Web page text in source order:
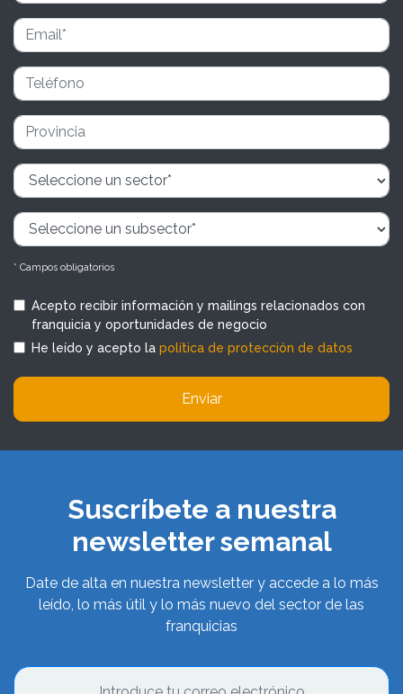
* Campos obligatorios
Acepto recibir información y mailings relacionados con
franquicia y oportunidades de negocio
He leído y acepto la política de protección de datos
Enviar
Suscríbete a nuestra
newsletter semanal
Date de alta en nuestra newsletter y accede a lo más
leído, lo más útil y lo más nuevo del sector de las
franquicias